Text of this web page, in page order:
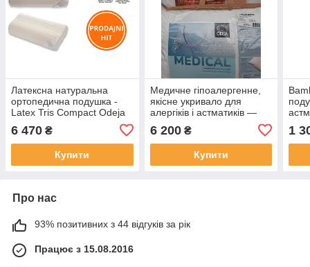
Латексна натуральна
ортопедична подушка -
Latex Tris Compact Odeja
6 470 ₴
Купити
Медичне гіпоалергенне,
якісне укривало для
алергіків і астматиків —
Medical Medium 140 x 200.
Словлення
6 200₴
Купити
1
Про нас
93% позитивних з 44 відгуків за рік
Працює з 15.08.2016